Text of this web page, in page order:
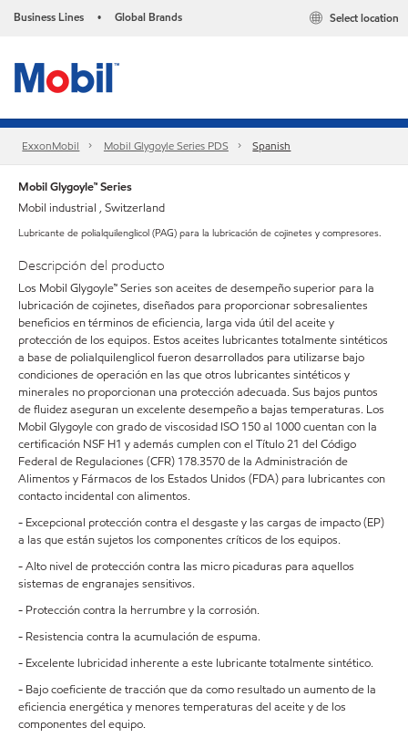
Business Lines • Global Brands Select location
ExxonMobil Mobil Glygoyle Series PDS Spanish
Mobil Glygoyle™ Series
Mobil industrial , Switzerland
Lubricante de polialquilenglicol (PAG) para la lubricación de cojinetes y compresores.
Descripción del producto
Los Mobil Glygoyle™ Series son aceites de desempeño superior para la
lubricación de cojinetes, diseñados para proporcionar sobresalientes
beneficios en términos de eficiencia, larga vida útil del aceite y
protección de los equipos. Estos aceites lubricantes totalmente sintéticos
a base de polialquilenglicol fueron desarrollados para utilizarse bajo
condiciones de operación en las que otros lubricantes sintéticos y
minerales no proporcionan una protección adecuada. Sus bajos puntos
de fluidez aseguran un excelente desempeño a bajas temperaturas. Los
Mobil Glygoyle con grado de viscosidad ISO 150 al 1000 cuentan con la
certificación NSF H1 y además cumplen con el Título 21 del Código
Federal de Regulaciones (CFR) 178.3570 de la Administración de
Alimentos y Fármacos de los Estados Unidos (FDA) para lubricantes con
contacto incidental con alimentos.
- Excepcional protección contra el desgaste y las cargas de impacto (EP)
a las que están sujetos los componentes críticos de los equipos.
- Alto nivel de protección contra las micro picaduras para aquellos
sistemas de engranajes sensitivos.
- Protección contra la herrumbre y la corrosión.
- Resistencia contra la acumulación de espuma.
- Excelente lubricidad inherente a este lubricante totalmente sintético.
- Bajo coeficiente de tracción que da como resultado un aumento de la
eficiencia energética y menores temperaturas del aceite y de los
componentes del equipo.